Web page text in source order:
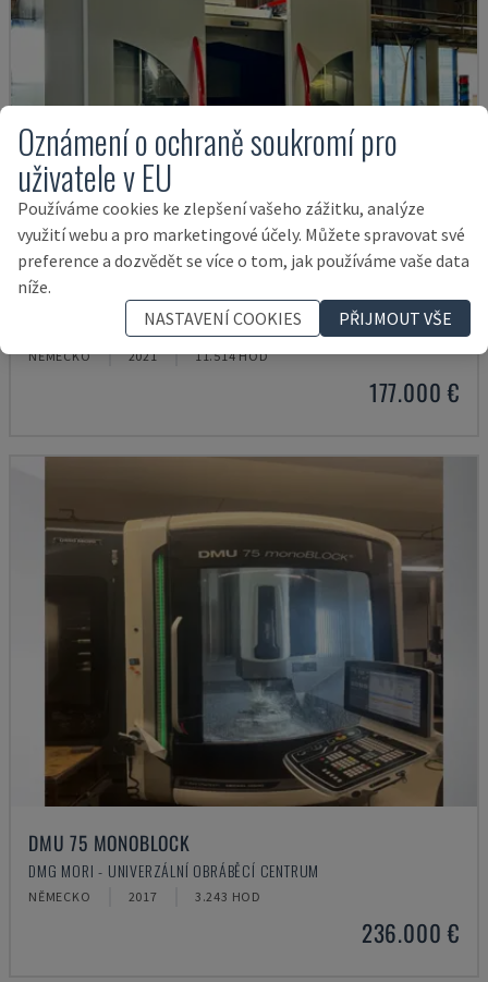
H800U
POSMILL - UNIVERZÁLNÍ OBRÁBĚCÍ CENTRUM
NĚMECKO 2021 11.514 HOD
177.000 €
DMU 75 MONOBLOCK
DMG MORI - UNIVERZÁLNÍ OBRÁBĚCÍ CENTRUM
NĚMECKO 2017 3.243 HOD
236.000 €
Oznámení o ochraně soukromí pro
uživatele v EU
Používáme cookies ke zlepšení vašeho zážitku, analýze
využití webu a pro marketingové účely. Můžete spravovat své
preference a dozvědět se více o tom, jak používáme vaše data
níže.
NASTAVENÍ COOKIES
PŘIJMOUT VŠE